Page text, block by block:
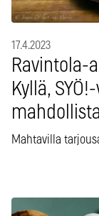
17.4.2023
Ravintola-
Kyllä,
mahdollista
Mahtavilla